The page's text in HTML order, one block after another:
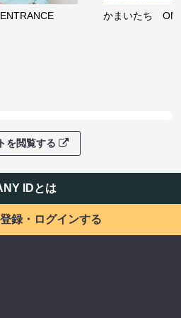
かまいたち
を閲覧する
IDとは
録・ログインする